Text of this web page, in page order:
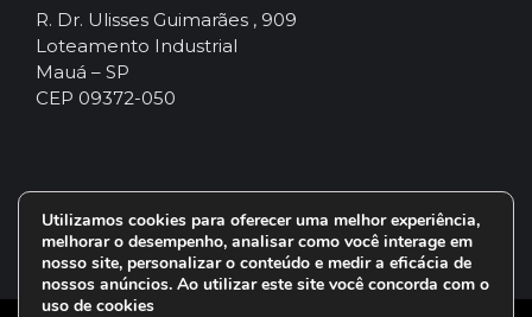
R. Dr. Ulisses Guimarães , 909
Loteamento Industrial
Mauá – SP
CEP 09372-050
Utilizamos cookies para oferecer uma melhor experiência,
melhorar o desempenho, analisar como você interage em
nosso site, personalizar o conteúdo e medir a eficácia de
nossos anúncios. Ao utilizar este site você concorda com o
uso de cookies